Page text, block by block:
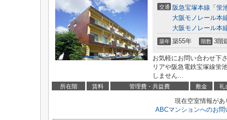
交通 阪急宝塚本線 「 蛍
大阪モノレール本
大阪モノレール本
築年 築55年 階数 3階
お気軽にお問い合わせ
リアや阪急電鉄宝塚線蛍
しません...
所在階 賃料 管理費・共益費 敷金 礼
現在空室情報があ
ABCマンションへのお問